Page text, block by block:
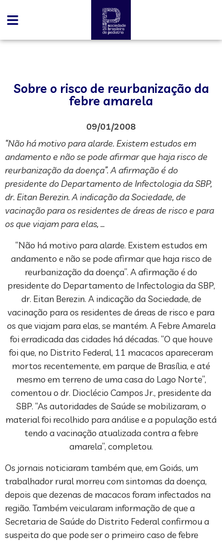
Sobre o risco de reurbanização da
febre amarela
09/01/2008
“Não há motivo para alarde. Existem estudos em
andamento e não se pode afirmar que haja risco de
reurbanização da doença”. A afirmação é do
presidente do Departamento de Infectologia da SBP,
dr. Eitan Berezin. A indicação da Sociedade, de
vacinação para os residentes de áreas de risco e para
os que viajam para elas, …
“Não há motivo para alarde. Existem estudos em
andamento e não se pode afirmar que haja risco de
reurbanização da doença”. A afirmação é do
presidente do Departamento de Infectologia da SBP,
dr. Eitan Berezin. A indicação da Sociedade, de
vacinação para os residentes de áreas de risco e para
os que viajam para elas, se mantém. A Febre Amarela
foi erradicada das cidades há décadas. “O que houve
foi que, no Distrito Federal, 11 macacos apareceram
mortos recentemente, em parque de Brasília, e até
mesmo em terreno de uma casa do Lago Norte”,
comentou o dr. Dioclécio Campos Jr., presidente da
SBP. “As autoridades de Saúde se mobilizaram, o
material foi recolhido para análise e a população está
tendo a vacinação atualizada contra a febre
amarela”, completou.
Os jornais noticiaram também que, em Goiás, um
trabalhador rural morreu com sintomas da doença,
depois que dezenas de macacos foram infectados na
região. Também veicularam informação de que a
Secretaria de Saúde do Distrito Federal confirmou a
suspeita do que pode ser o primeiro caso de febre